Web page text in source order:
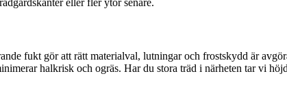
eller fler ytor senare.
fukt gör att rätt materialval, lutningar och frostskydd är
halkrisk och ogräs. Har du stora träd i närheten tar vi